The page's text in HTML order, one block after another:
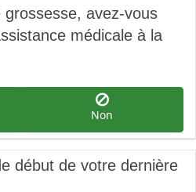
avez-vous
médicale à la
Non
début de votre dernière